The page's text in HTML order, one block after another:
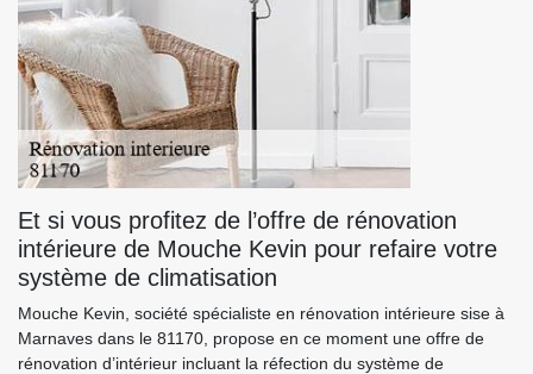
Et si vous profitez de l’offre de rénovation
intérieure de Mouche Kevin pour refaire votre
système de climatisation
Mouche Kevin, société spécialiste en rénovation intérieure sise à
Marnaves dans le 81170, propose en ce moment une offre de
rénovation d’intérieur incluant la réfection du système de